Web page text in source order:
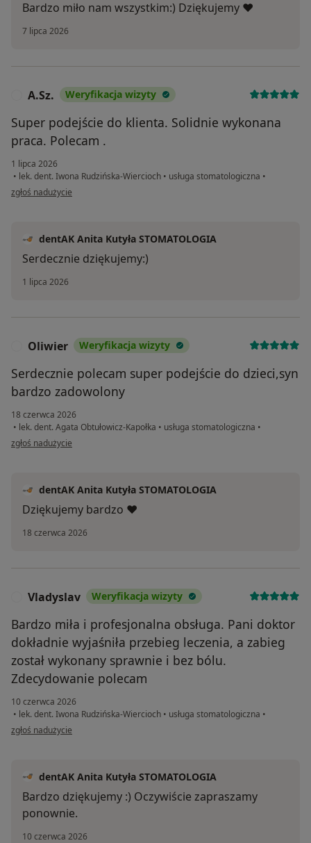
Bardzo miło nam wszystkim:) Dziękujemy ❤️
7 lipca 2026
A.Sz. Weryfikacja wizyty
Super podejście do klienta. Solidnie wykonana
praca. Polecam .
1 lipca 2026
• lek. dent. Iwona Rudzińska-Wiercioch • usługa stomatologiczna •
w opinii użytkownika A.Sz.
zgłoś nadużycie
dentAK Anita Kutyła STOMATOLOGIA
Serdecznie dziękujemy:)
1 lipca 2026
Oliwier Weryfikacja wizyty
Serdecznie polecam super podejście do dzieci,syn
bardzo zadowolony
18 czerwca 2026
• lek. dent. Agata Obtułowicz-Kapołka • usługa stomatologiczna •
w opinii użytkownika Oliwier
zgłoś nadużycie
dentAK Anita Kutyła STOMATOLOGIA
Dziękujemy bardzo ❤️
18 czerwca 2026
Vladyslav Weryfikacja wizyty
Bardzo miła i profesjonalna obsługa. Pani doktor
dokładnie wyjaśniła przebieg leczenia, a zabieg
został wykonany sprawnie i bez bólu.
Zdecydowanie polecam
10 czerwca 2026
• lek. dent. Iwona Rudzińska-Wiercioch • usługa stomatologiczna •
w opinii użytkownika Vladyslav
zgłoś nadużycie
dentAK Anita Kutyła STOMATOLOGIA
Bardzo dziękujemy :) Oczywiście zapraszamy
ponownie.
10 czerwca 2026